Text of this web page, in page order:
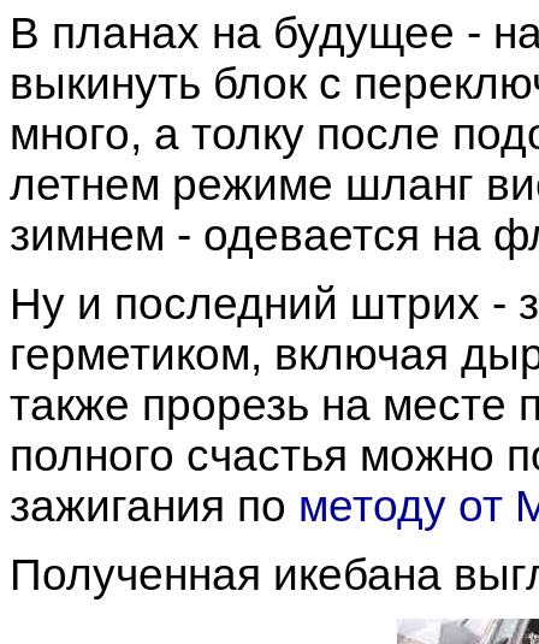
В планах на будущее -
выкинуть блок с
много, а толку после
летнем режиме шланг
зимнем - одевается на
Ну и последний штрих -
герметиком, включая
также прорезь на месте
полного счастья можно
зажигания по методу от
Полученная икебана